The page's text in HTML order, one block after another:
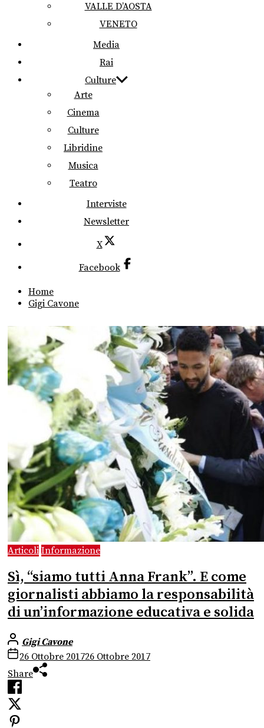
VALLE D’AOSTA
VENETO
Media
Rai
Culture
Arte
Cinema
Culture
Libridine
Musica
Teatro
Interviste
Newsletter
X
Facebook
Home
Gigi Cavone
Articoli Informazione
Sì, “siamo tutti Anna Frank”. E come
giornalisti abbiamo la responsabilità
di un’informazione educativa e solida
Gigi Cavone
26 Ottobre 201726 Ottobre 2017
Share